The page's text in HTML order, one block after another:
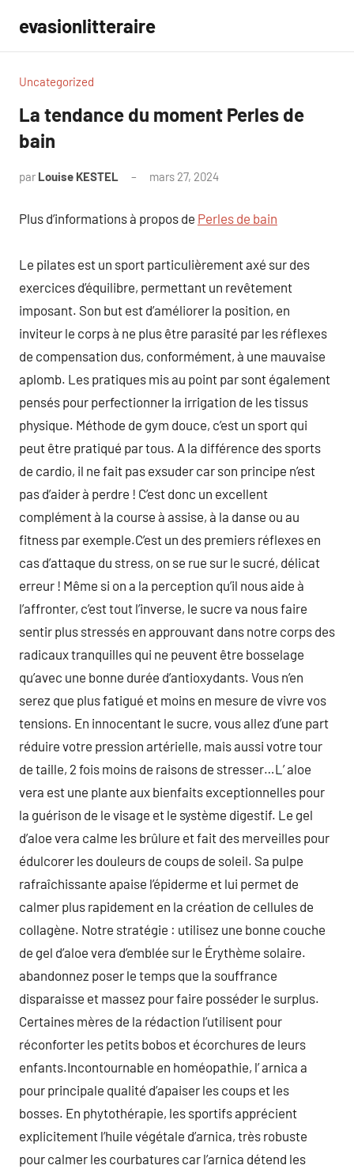
contenu
evasionlitteraire
Uncategorized
La tendance du moment Perles de
bain
par Louise KESTEL mars 27, 2024
Plus d’informations à propos de Perles de bain
Le pilates est un sport particulièrement axé sur des
exercices d’équilibre, permettant un revêtement
imposant. Son but est d’améliorer la position, en
inviteur le corps à ne plus être parasité par les réflexes
de compensation dus, conformément, à une mauvaise
aplomb. Les pratiques mis au point par sont également
pensés pour perfectionner la irrigation de les tissus
physique. Méthode de gym douce, c’est un sport qui
peut être pratiqué par tous. A la différence des sports
de cardio, il ne fait pas exsuder car son principe n’est
pas d’aider à perdre ! C’est donc un excellent
complément à la course à assise, à la danse ou au
fitness par exemple.C’est un des premiers réflexes en
cas d’attaque du stress, on se rue sur le sucré, délicat
erreur ! Même si on a la perception qu’il nous aide à
l’affronter, c’est tout l’inverse, le sucre va nous faire
sentir plus stressés en approuvant dans notre corps des
radicaux tranquilles qui ne peuvent être bosselage
qu’avec une bonne durée d’antioxydants. Vous n’en
serez que plus fatigué et moins en mesure de vivre vos
tensions. En innocentant le sucre, vous allez d’une part
réduire votre pression artérielle, mais aussi votre tour
de taille, 2 fois moins de raisons de stresser…L’ aloe
vera est une plante aux bienfaits exceptionnelles pour
la guérison de le visage et le système digestif. Le gel
d’aloe vera calme les brûlure et fait des merveilles pour
édulcorer les douleurs de coups de soleil. Sa pulpe
rafraîchissante apaise l’épiderme et lui permet de
calmer plus rapidement en la création de cellules de
collagène. Notre stratégie : utilisez une bonne couche
de gel d’aloe vera d’emblée sur le Érythème solaire.
abandonnez poser le temps que la souffrance
disparaisse et massez pour faire posséder le surplus.
Certaines mères de la rédaction l’utilisent pour
réconforter les petits bobos et écorchures de leurs
enfants.Incontournable en homéopathie, l’ arnica a
pour principale qualité d’apaiser les coups et les
bosses. En phytothérapie, les sportifs apprécient
explicitement l’huile végétale d’arnica, très robuste
pour calmer les courbatures car l’arnica détend les